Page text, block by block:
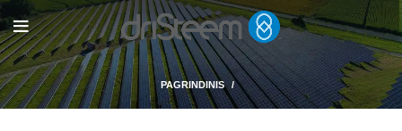
PAGRINDINIS